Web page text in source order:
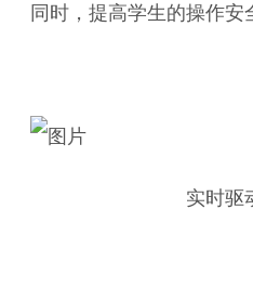
同时，提高学生的操作安
实时驱